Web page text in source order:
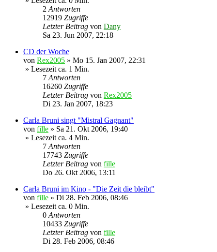
2Antworten
12919 Zugriffe
Letzter Beitrag von Dany
Sa 23. Jun 2007, 22:18
CD der Woche
von Rex2005 » Mo 15. Jan 2007, 22:31
» Lesezeit ca. 1 Min.
7Antworten
16260 Zugriffe
Letzter Beitrag von Rex2005
Di 23. Jan 2007, 18:23
Carla Bruni singt "Mistral Gagnant"
von fille » Sa 21. Okt 2006, 19:40
» Lesezeit ca. 4 Min.
7Antworten
17743 Zugriffe
Letzter Beitrag von fille
Do 26. Okt 2006, 13:11
Carla Bruni im Kino - "Die Zeit die bleibt"
von fille » Di 28. Feb 2006, 08:46
» Lesezeit ca. 0 Min.
0Antworten
10433 Zugriffe
Letzter Beitrag von fille
Di 28. Feb 2006, 08:46